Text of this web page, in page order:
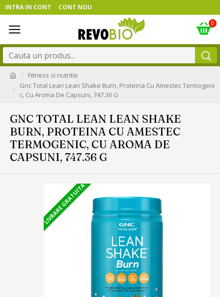
INTRA IN CONT CONT NOU
0
Fitness si nutritie
Gnc Total Lean Lean Shake Burn, Proteina Cu Amestec Termogeni
c, Cu Aroma De Capsuni, 747.36 G
GNC TOTAL LEAN LEAN SHAKE
BURN, PROTEINA CU AMESTEC
TERMOGENIC, CU AROMA DE
CAPSUNI, 747.36 G
LIVRARE GRATUITA